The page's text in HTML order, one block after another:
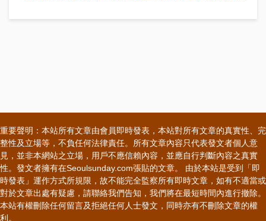
重要聲明：本站所有文章由會員即時發表，本站對所有文章的真實性、完
整性及立場等，不負任何法律責任。所有文章內容只代表發文者個人意
見，並非本網站之立場，用戶不應信賴內容，並應自行判斷內容之真實
性。發文者擁有在Seoulsunday.com張貼的文章。 由於本站是受到「即
時發表」運作方式所規限，故不能完全監察所有即時文章，如有不適當或
對於文章出處有疑慮，請聯絡我們告知，我們將在最短時間內進行撤除。
本站有權刪除任何留言及拒絕任何人士發文，同時亦有不刪除文章的權
利。